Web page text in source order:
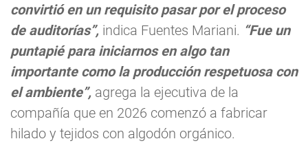
convirtió en un requisito pasar por el proceso
de auditorías”, indica Fuentes Mariani. “Fue un
puntapié para iniciarnos en algo tan
importante como la producción respetuosa con
el ambiente”, agrega la ejecutiva de la
compañía que en 2026 comenzó a fabricar
hilado y tejidos con algodón orgánico.